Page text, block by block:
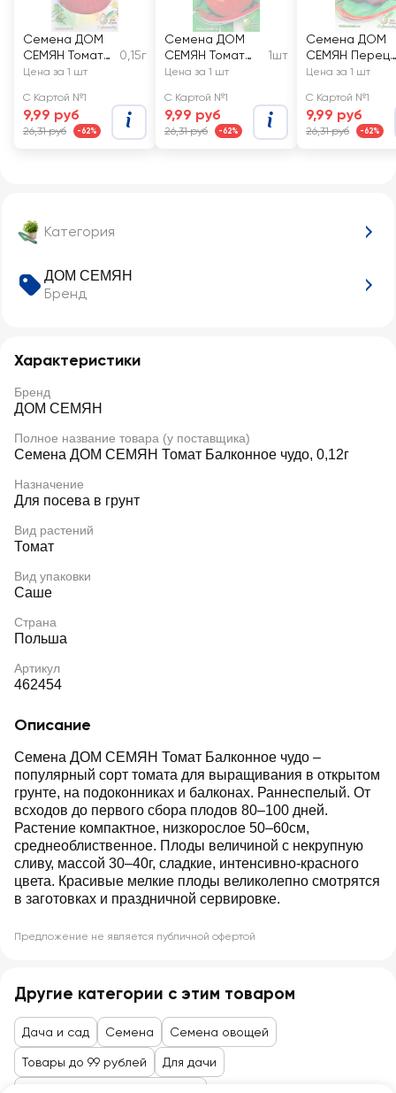
Категория
ДОМ СЕМЯН
Бренд
Характеристики
Бренд
ДОМ СЕМЯН
Полное название товара (у поставщика)
Семена ДОМ СЕМЯН Томат Балконное чудо, 0,12г
Назначение
Для посева в грунт
Вид растений
Томат
Вид упаковки
Саше
Страна
Польша
Артикул
462454
Описание
Семена ДОМ СЕМЯН Томат Балконное чудо –
популярный сорт томата для выращивания в открытом
грунте, на подоконниках и балконах. Раннеспелый. От
всходов до первого сбора плодов 80–100 дней.
Растение компактное, низкорослое 50–60см,
среднеоблиственное. Плоды величиной с некрупную
сливу, массой 30–40г, сладкие, интенсивно-красного
цвета. Красивые мелкие плоды великолепно смотрятся
в заготовках и праздничной сервировке.
Предложение не является публичной офертой
Семена ДОМ
СЕМЯН Томат
Японский краб,
0,15г
Цена за 1 шт
С Картой №1
9,99 руб
26,31 руб -62%
Семена ДОМ
СЕМЯН Томат
Сибирский
1шт
Цена за 1 шт
С Картой №1
9,99 руб
26,31 руб -62%
Семена ДОМ
СЕМЯН Перец
сладкий
е чудо
Цена за 1 шт
С Картой №1
9,99 руб
26,31 руб -62%
Другие категории с этим товаром
Дача и сад Семена Семена овощей
Товары до 99 рублей Для дачи